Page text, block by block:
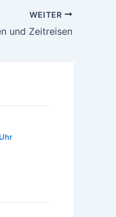
WEITER
und Zeitreisen